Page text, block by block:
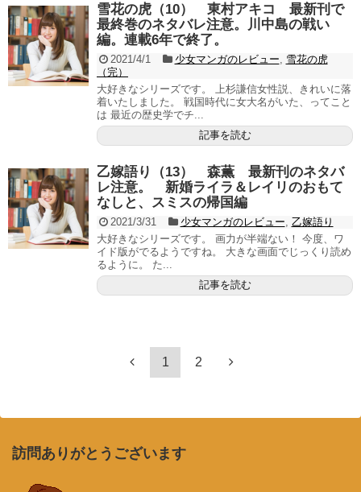
雪花の虎（10） 東村アキコ 最新刊で
最終巻のネタバレ注意。川中島の戦い
編。連載6年で終了。
2021/4/1 少女マンガのレビュー
雪花の虎
（完）
大好きなシリーズです。 上杉謙信女性説、きれいに落
着いたしました。 戦国時代に女大名がいた、ってこと
は 最近の歴史学でチ...
記事を読む
乙嫁語り（13） 森薫 最新刊のネタバ
レ注意。 新婚ライラ＆レイリのおもて
なしと、スミスの帰国編
2021/3/31 少女マンガのレビュー 乙嫁語り
大好きなシリーズです。 画力が半端ない！ 今度、ワ
イド版がでるようですね。 大きな画面でじっくり読め
るように。 た...
記事を読む
1 2
訪問ありがとうございます